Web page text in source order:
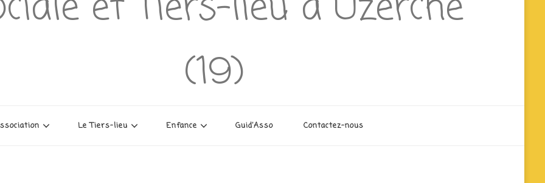
(19)
Le Tiers-lieu Enfance Guid’Asso Contactez-nous